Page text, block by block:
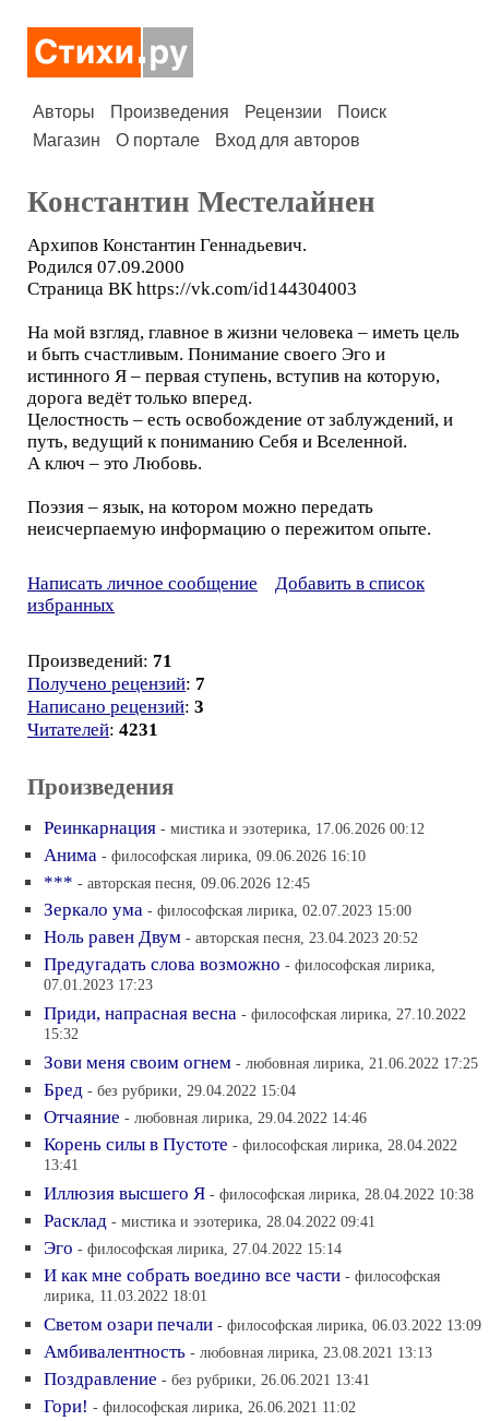
Авторы Произведения Рецензии
Поиск
Магазин
О портале Вход для авторов
Константин Местелайнен
Архипов Константин Геннадьевич.
Родился 07.09.2000
Страница ВК https://vk.com/id144304003
На мой взгляд, главное в жизни человека – иметь цель
и быть счастливым. Понимание своего Эго и
истинного Я – первая ступень, вступив на которую,
дорога ведёт только вперед.
Целостность – есть освобождение от заблуждений, и
путь, ведущий к пониманию Себя и Вселенной.
А ключ – это Любовь.
Поэзия – язык, на котором можно передать
неисчерпаемую информацию о пережитом опыте.
Написать личное сообщение
Добавить в список
избранных
Произведений: 71
Получено рецензий: 7
Написано рецензий: 3
Читателей: 4231
Произведения
Реинкарнация - мистика и эзотерика, 17.06.2026 00:12
Анима - философская лирика, 09.06.2026 16:10
*** - авторская песня, 09.06.2026 12:45
Зеркало ума - философская лирика, 02.07.2023 15:00
Ноль равен Двум - авторская песня, 23.04.2023 20:52
Предугадать слова возможно - философская лирика,
07.01.2023 17:23
Приди, напрасная весна - философская лирика, 27.10.2022
15:32
Зови меня своим огнем - любовная лирика, 21.06.2022 17:25
Бред - без рубрики, 29.04.2022 15:04
Отчаяние - любовная лирика, 29.04.2022 14:46
Корень силы в Пустоте - философская лирика, 28.04.2022
13:41
Иллюзия высшего Я - философская лирика, 28.04.2022 10:38
Расклад - мистика и эзотерика, 28.04.2022 09:41
Эго - философская лирика, 27.04.2022 15:14
И как мне собрать воедино все части - философская
лирика, 11.03.2022 18:01
Светом озари печали - философская лирика, 06.03.2022 13:09
Амбивалентность - любовная лирика, 23.08.2021 13:13
Поздравление - без рубрики, 26.06.2021 13:41
Гори! - философская лирика, 26.06.2021 11:02